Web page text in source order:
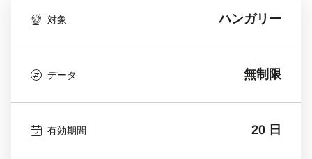
対象 ハンガリー
データ 無制限
有効期間 20 日